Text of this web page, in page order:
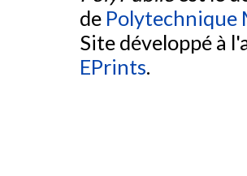
de Polytechnique
Site développé à
EPrints.